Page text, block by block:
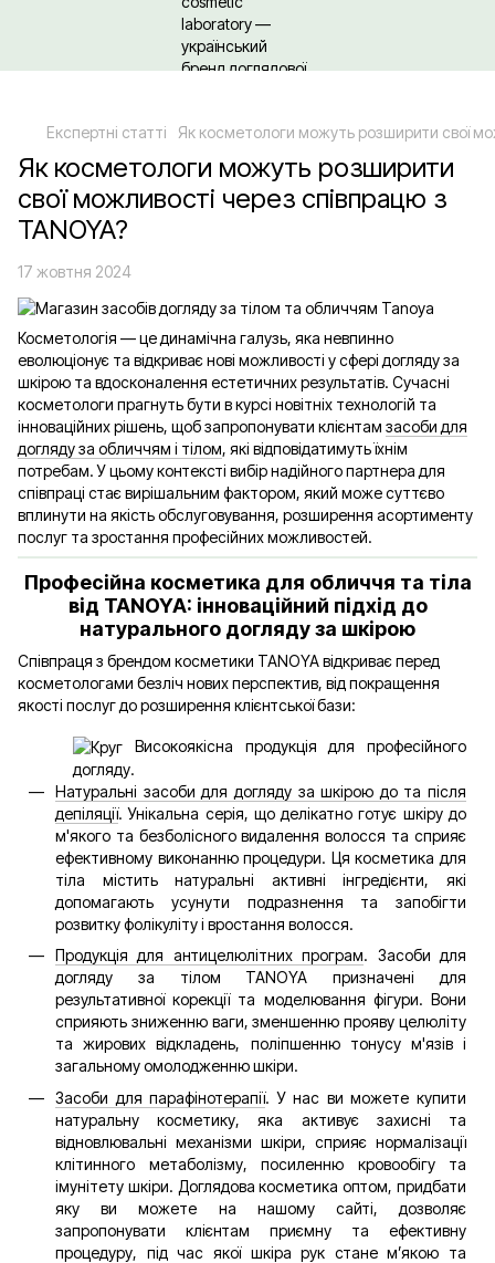
Експертні статті Як косметологи можуть розширити свої
Як косметологи можуть розширити
свої можливості через співпрацю з
TANOYA?
17 жовтня 2024
Косметологія — це динамічна галузь, яка невпинно
еволюціонує та відкриває нові можливості у сфері догляду за
шкірою та вдосконалення естетичних результатів. Сучасні
косметологи прагнуть бути в курсі новітніх технологій та
інноваційних рішень, щоб запропонувати клієнтам засоби для
догляду за обличчям і тілом, які відповідатимуть їхнім
потребам. У цьому контексті вибір надійного партнера для
співпраці стає вирішальним фактором, який може суттєво
вплинути на якість обслуговування, розширення асортименту
послуг та зростання професійних можливостей.
Професійна косметика для обличчя та тіла
від TANOYA: інноваційний підхід до
натурального догляду за шкірою
Співпраця з брендом косметики TANOYA відкриває перед
косметологами безліч нових перспектив, від покращення
якості послуг до розширення клієнтської бази:
Високоякісна продукція для професійного
догляду.
Натуральні засоби для догляду за шкірою до та після
депіляції. Унікальна серія, що делікатно готує шкіру до
м'якого та безболісного видалення волосся та сприяє
ефективному виконанню процедури. Ця косметика для
тіла містить натуральні активні інгредієнти, які
допомагають усунути подразнення та запобігти
розвитку фолікуліту і вростання волосся.
Продукція для антицелюлітних програм. Засоби для
догляду за тілом TANOYA призначені для
результативної корекції та моделювання фігури. Вони
сприяють зниженню ваги, зменшенню прояву целюліту
та жирових відкладень, поліпшенню тонусу м'язів і
загальному омолодженню шкіри.
Засоби для парафінотерапії. У нас ви можете купити
натуральну косметику, яка активує захисні та
відновлювальні механізми шкіри, сприяє нормалізації
клітинного метаболізму, посиленню кровообігу та
імунітету шкіри. Доглядова косметика оптом, придбати
яку ви можете на нашому сайті, дозволяє
запропонувати клієнтам приємну та ефективну
процедуру, під час якої шкіра рук стане м’якою та